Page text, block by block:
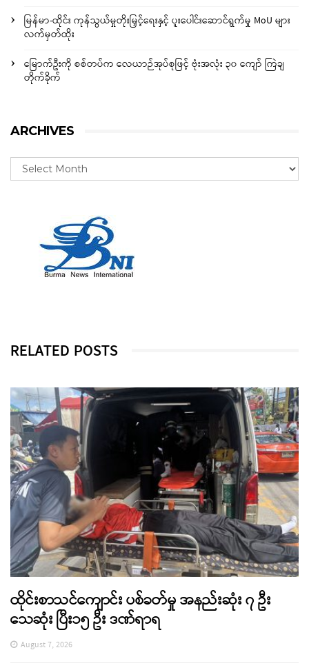
မြန်မာ-ထိုင်း ကုန်သွယ်မှုတိုးမြှင့်ရေးနှင့် ပူးပေါင်းဆောင်ရွက်မှု MoU များ
လက်မှတ်ထိုး
မြောက်ဦးကို စစ်တပ်က လေယာဉ်အုပ်စုဖြင့် ဗုံးအလုံး ၃၀ ကျော် ကြဲချ
တိုက်ခိုက်
ARCHIVES
RELATED POSTS
ထိုင်းစာသင်ကျောင်း ပစ်ခတ်မှု အနည်းဆုံး ၇ ဦး
သေဆုံး ပြီး၁၅ ဦး ဒဏ်ရာရ
August 7, 2026